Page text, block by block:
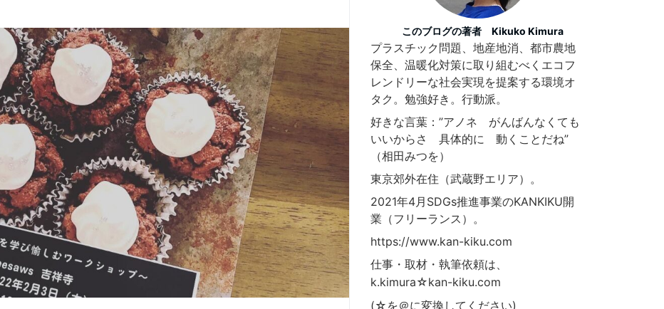
このブログの著者 Kikuko Kimura
プラスチック問題、地産地消、都市農地
保全、温暖化対策に取り組むべくエコフ
レンドリーな社会実現を提案する環境オ
タク。勉強好き。行動派。
好きな言葉：”アノネ がんばんなくても
いいからさ 具体的に 動くことだね”
（相田みつを）
東京郊外在住（武蔵野エリア）。
2021年4月SDGs推進事業のKANKIKU開
業（フリーランス）。
https://www.kan-kiku.com
仕事・取材・執筆依頼は、
k.kimura☆kan-kiku.com
(☆を＠に変換してください)